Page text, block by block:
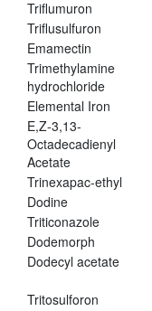
Triflumuron
Triflusulfuron
Emamectin
Trimethylamine
hydrochloride
Elemental Iron
E,Z-3,13-
Octadecadienyl
Acetate
Trinexapac-ethyl
Dodine
Triticonazole
Dodemorph
Dodecyl acetate
Tritosulforon